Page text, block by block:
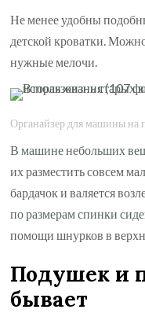
Не менее удобны
детской кроватки.
нужные мелочи.
Органайзер для машины на
В машине небольших
их разместить совсем
бардачок и валяется
по размерам спинки
помощи шнурков в
Подушек и
бывает